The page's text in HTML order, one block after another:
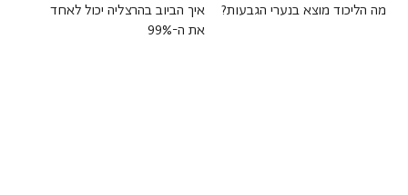
מה הליכוד מוצא בנערי הגבעות?
איך הביוב בהרצליה יכול לאחד
את ה-99%